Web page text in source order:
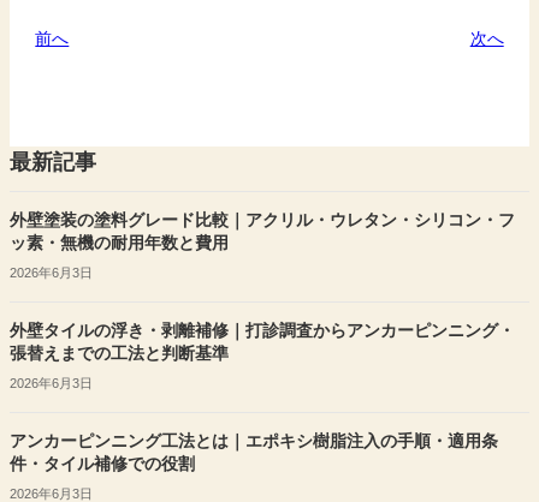
前へ 次へ
最新記事
外壁塗装の塗料グレード比較｜アクリル・ウレタン・シリコン・フ
ッ素・無機の耐用年数と費用
2026年6月3日
外壁タイルの浮き・剥離補修｜打診調査からアンカーピンニング・
張替えまでの工法と判断基準
2026年6月3日
アンカーピンニング工法とは｜エポキシ樹脂注入の手順・適用条
件・タイル補修での役割
2026年6月3日